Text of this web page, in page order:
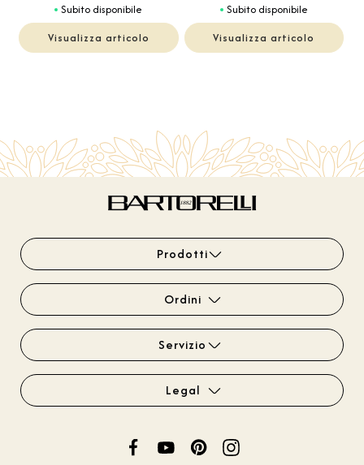
Subito disponibile
Visualizza articolo
Subito disponibile
Visualizza articolo
Prodotti
Ordini
Servizio
Legal